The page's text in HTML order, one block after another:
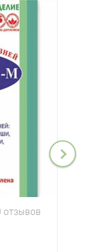
отзывов